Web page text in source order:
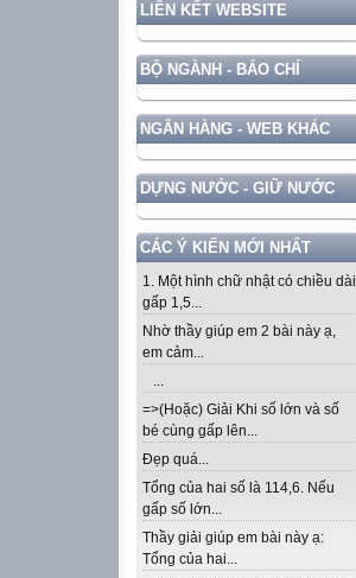
LIÊN KẾT WEBSITE
BỘ NGÀNH - BÁO CHÍ
NGÂN HÀNG - WEB KHÁC
DỰNG NƯỚC - GIỮ NƯỚC
CÁC Ý KIẾN MỚI NHẤT
1. Một hình chữ nhật có chiều dài
gấp 1,5...
Nhờ thầy giúp em 2 bài này ạ,
em cảm...
...
=>(Hoặc) Giải Khi số lớn và số
bé cùng gấp lên...
Đẹp quá...
Tổng của hai số là 114,6. Nếu
gấp số lớn...
Thầy giải giúp em bài này ạ:
Tổng của hai...